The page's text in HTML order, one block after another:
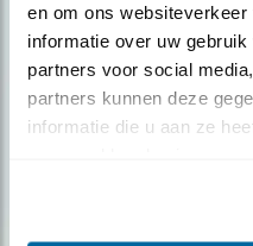
en om ons
informatie over uw
partners voor social
partners kunnen deze
informatie die u aan ze